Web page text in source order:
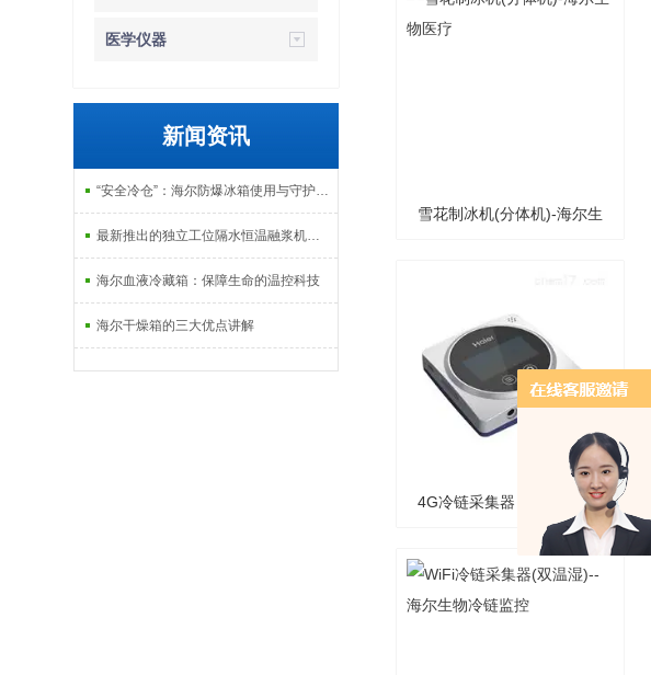
医学仪器
新闻资讯
“安全冷仓”：海尔防爆冰箱使用与守护指南
最新推出的独立工位隔水恒温融浆机产品系列
海尔血液冷藏箱：保障生命的温控科技
海尔干燥箱的三大优点讲解
雪花制冰机(分体机)-海尔生
4G冷链采集器（双温）--海
尔生物医疗